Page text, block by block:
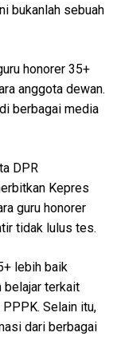
bukanlah sebuah
honorer 35+
anggota dewan.
berbagai media
DPR
Kepres
guru honorer
tidak lulus tes.
lebih baik
belajar terkait
Selain itu,
dari berbagai